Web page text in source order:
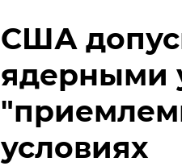
США
ядерными
условиях